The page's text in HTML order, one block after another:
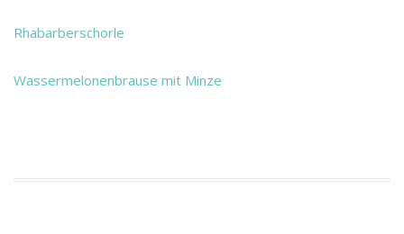
Rhabarberschorle
Wassermelonenbrause mit Minze